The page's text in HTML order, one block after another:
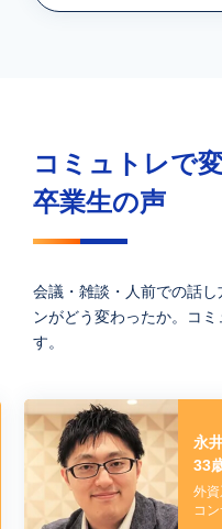
コミュトレで
卒業生の声
会議・雑談・人前での話
ンがどう変わったか。コ
す。​
永
33
外
コ